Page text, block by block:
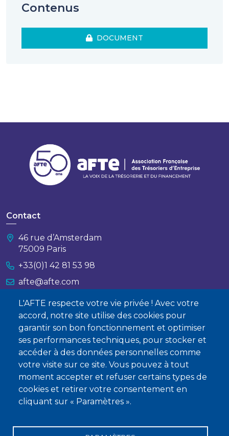
L'AFTE respecte votre vie privée ! Avec votre
accord, notre site utilise des cookies pour
garantir son bon fonctionnement et optimiser
ses performances techniques, pour stocker et
accéder à des données personnelles comme
votre visite sur ce site. Vous pouvez à tout
moment accepter et refuser certains types de
cookies et retirer votre consentement en
cliquant sur « Paramètres ».
Contenus
DOCUMENT
Contact
46 rue d’Amsterdam
75009 Paris
+33(0)1 42 81 53 98
afte@afte.com
Nous contacter
À propos
Qui sommes-nous ?
Devenir membre